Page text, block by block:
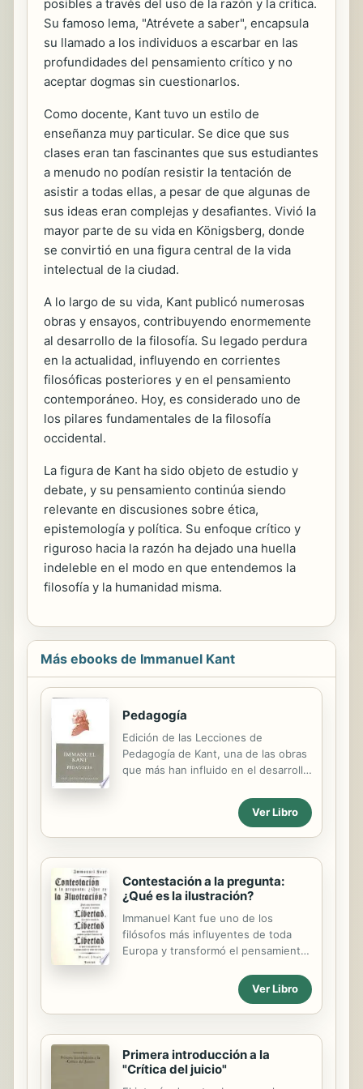
posibles a través del uso de la razón y la crítica.
Su famoso lema, "Atrévete a saber", encapsula
su llamado a los individuos a escarbar en las
profundidades del pensamiento crítico y no
aceptar dogmas sin cuestionarlos.
Como docente, Kant tuvo un estilo de
enseñanza muy particular. Se dice que sus
clases eran tan fascinantes que sus estudiantes
a menudo no podían resistir la tentación de
asistir a todas ellas, a pesar de que algunas de
sus ideas eran complejas y desafiantes. Vivió la
mayor parte de su vida en Königsberg, donde
se convirtió en una figura central de la vida
intelectual de la ciudad.
A lo largo de su vida, Kant publicó numerosas
obras y ensayos, contribuyendo enormemente
al desarrollo de la filosofía. Su legado perdura
en la actualidad, influyendo en corrientes
filosóficas posteriores y en el pensamiento
contemporáneo. Hoy, es considerado uno de
los pilares fundamentales de la filosofía
occidental.
La figura de Kant ha sido objeto de estudio y
debate, y su pensamiento continúa siendo
relevante en discusiones sobre ética,
epistemología y política. Su enfoque crítico y
riguroso hacia la razón ha dejado una huella
indeleble en el modo en que entendemos la
filosofía y la humanidad misma.
Más ebooks de Immanuel Kant
Pedagogía
Edición de las Lecciones de
Pedagogía de Kant, una de las obras
que más han influido en el desarrollo
moderno. Se complementa con
diversos textos del mismo autor
sobre la materia.
Ver Libro
Contestación a la pregunta:
¿Qué es la ilustración?
Immanuel Kant fue uno de los
filósofos más influyentes de toda
Europa y transformó el pensamiento
razón y la naturaleza de la realidad.
En estos escritos examina el
progreso humano, la civilización, la
moral y por qué, para ser
verdaderamente ilustrados, debemos
tener la libertad y el coraje de utilizar
nuestro propio intelecto. GREAT
Ver Libro
Primera introducción a la
"Crítica del juicio"